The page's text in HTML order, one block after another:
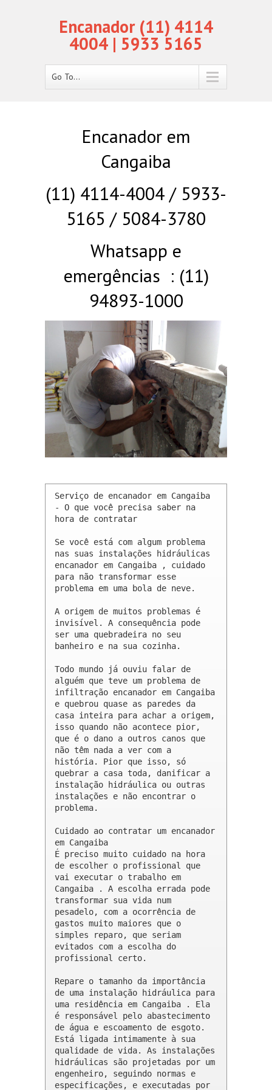
Encanador (11) 4114
4004 | 5933 5165
Go To...
Encanador em
Cangaiba
(11) 4114-4004 / 5933-
5165 / 5084-3780
Whatsapp e
emergências : (11)
94893-1000
Serviço de encanador em Cangaiba
- O que você precisa saber na
hora de contratar
Se você está com algum problema
nas suas instalações hidráulicas
encanador em Cangaiba , cuidado
para não transformar esse
problema em uma bola de neve.
A origem de muitos problemas é
invisível. A consequência pode
ser uma quebradeira no seu
banheiro e na sua cozinha.
Todo mundo já ouviu falar de
alguém que teve um problema de
infiltração encanador em Cangaiba
e quebrou quase as paredes da
casa inteira para achar a origem,
isso quando não acontece pior,
que é o dano a outros canos que
não têm nada a ver com a
história. Pior que isso, só
quebrar a casa toda, danificar a
instalação hidráulica ou outras
instalações e não encontrar o
problema.
Cuidado ao contratar um encanador
em Cangaiba
É preciso muito cuidado na hora
de escolher o profissional que
vai executar o trabalho em
Cangaiba . A escolha errada pode
transformar sua vida num
pesadelo, com a ocorrência de
gastos muito maiores que o
simples reparo, que seriam
evitados com a escolha do
profissional certo.
Repare o tamanho da importância
de uma instalação hidráulica para
uma residência em Cangaiba . Ela
é responsável pelo abastecimento
de água e escoamento de esgoto.
Está ligada intimamente à sua
qualidade de vida. As instalações
hidráulicas são projetadas por um
engenheiro, seguindo normas e
especificações, e executadas por